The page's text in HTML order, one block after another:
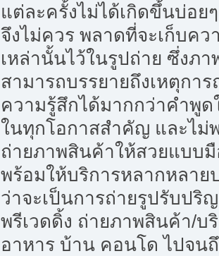
แต่ละครั้งไม่ได้เกิดขึ้นบ่อ
จึงไม่ควร พลาดที่จะเก็บคว
เหล่านั้นไว้ในรูปถ่าย ซึ่งภา
สามารถบรรยายถึงเหตุกา
ความรู้สึกได้มากกว่าคำพูด
ในทุกโอกาสสำคัญ และไม่
ถ่ายภาพสินค้าให้สวยแบบ
พร้อมให้บริการหลากหลาย
ว่าจะเป็นการถ่ายรูปรับปริ
พรีเวดดิ้ง ถ่ายภาพสินค้า/บ
อาหาร บ้าน คอนโด ไปจน